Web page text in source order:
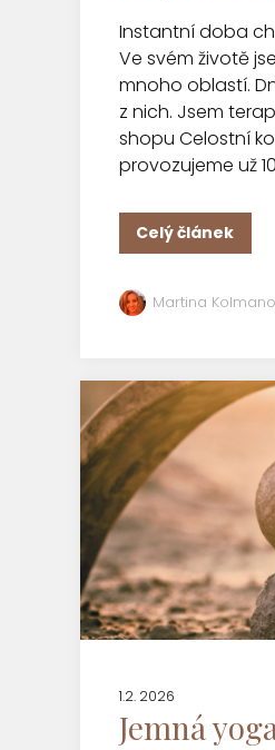
Instantní doba
Ve svém životě
mnoho oblastí.
z nich. Jsem
shopu Celostní
provozujeme už
Celý článek
Martina
1.2. 2026
Jemná